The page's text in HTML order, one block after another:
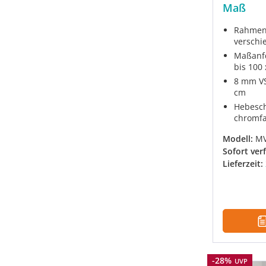
Maß
bis 100
8 mm
cm
Modell:
Sofort
Lieferzeit:
Rabatt
-28% UVP